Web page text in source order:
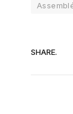
SHARE.